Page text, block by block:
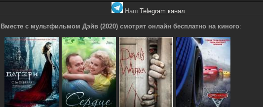
Наш Telegram канал
Вместе с мультфильмом Дэйв (2020) смотрят онлайн бесплатно на киного: